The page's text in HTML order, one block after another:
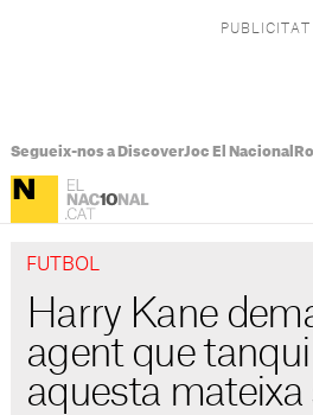
Segueix-nos a DiscoverJoc El Nacional
FUTBOL
Harry Kane
agent que
aquesta